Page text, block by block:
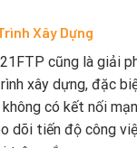
Xây Dựng
cũng là giải
xây dựng, đặc
có kết nối
dõi tiến độ công